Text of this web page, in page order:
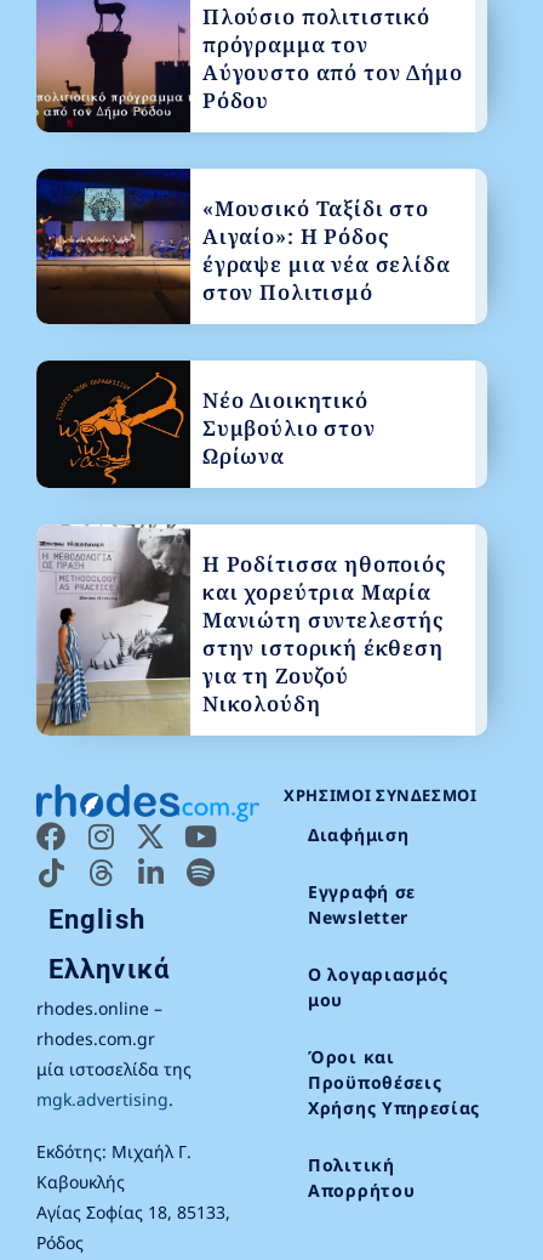
English
Ελληνικά
rhodes.online –
rhodes.com.gr
μία ιστοσελίδα της
mgk.advertising.
Εκδότης: Μιχαήλ Γ.
Καβουκλής
Αγίας Σοφίας 18, 85133,
Ρόδος
ΧΡΉΣΙΜΟΙ ΣΎΝΔΕΣΜΟΙ
Διαφήμιση
Εγγραφή σε
Newsletter
Ο λογαριασμός
μου
Όροι και
Προϋποθέσεις
Χρήσης Υπηρεσίας
Πολιτική
Απορρήτου
Πλούσιο πολιτιστικό
πρόγραμμα τον
Αύγουστο από τον Δήμο
Ρόδου
«Μουσικό Ταξίδι στο
Αιγαίο»: Η Ρόδος
έγραψε μια νέα σελίδα
στον Πολιτισμό
Νέο Διοικητικό
Συμβούλιο στον
Ωρίωνα
Η Ροδίτισσα ηθοποιός
και χορεύτρια Μαρία
Μανιώτη συντελεστής
στην ιστορική έκθεση
για τη Ζουζού
Νικολούδη